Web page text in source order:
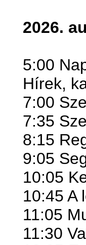
2026.
5:00
Hírek,
7:00
7:35
8:15
9:05
10:05
10:45 A
11:05
11:30